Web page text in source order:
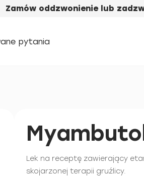
Zamów oddzwonienie lub
pytania
Myambutol
Lek na receptę zawierający
skojarzonej terapii gruźlicy.